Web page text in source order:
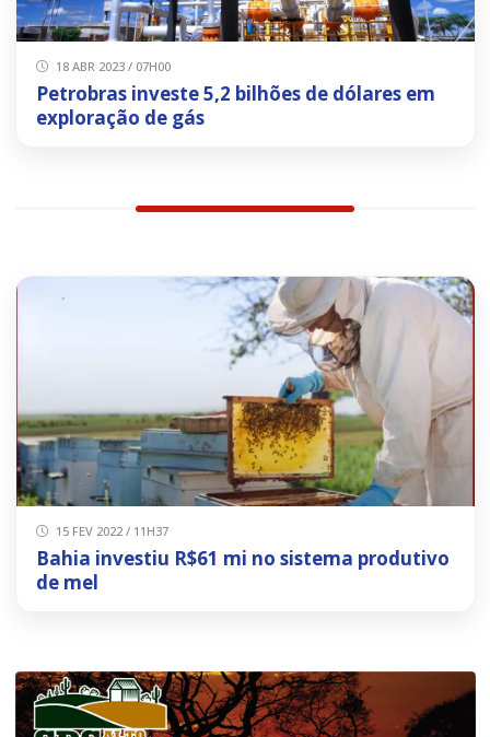
18 ABR 2023 / 07H00
Petrobras investe 5,2 bilhões de dólares em
exploração de gás
15 FEV 2022 / 11H37
Bahia investiu R$61 mi no sistema produtivo
de mel